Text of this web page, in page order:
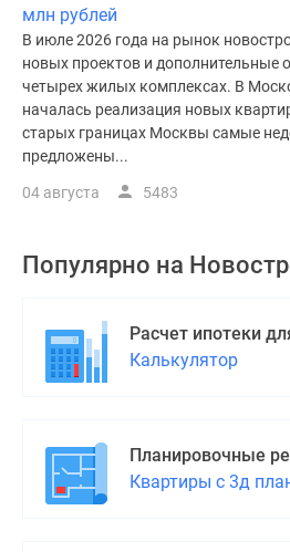
млн рублей
В июле 2026 года на рынок
новых проектов и дополнительные
четырех жилых комплексах. В
началась реализация новых
старых границах Москвы самые
предложены...
04 августа 5483
Популярно на
Расчет ипотеки
Калькулятор
Планировочные
Квартиры с 3д